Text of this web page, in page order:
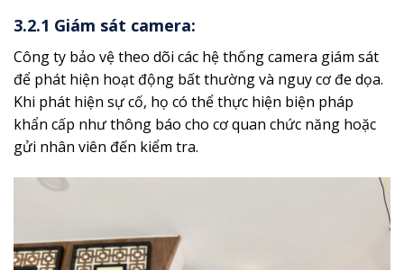
3.2.1 Giám sát camera:
Công ty bảo vệ theo dõi các hệ thống camera giám sát
để phát hiện hoạt động bất thường và nguy cơ đe dọa.
Khi phát hiện sự cố, họ có thể thực hiện biện pháp
khẩn cấp như thông báo cho cơ quan chức năng hoặc
gửi nhân viên đến kiểm tra.